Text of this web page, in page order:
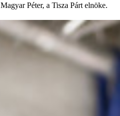
Magyar Péter, a Tisza Párt elnöke.